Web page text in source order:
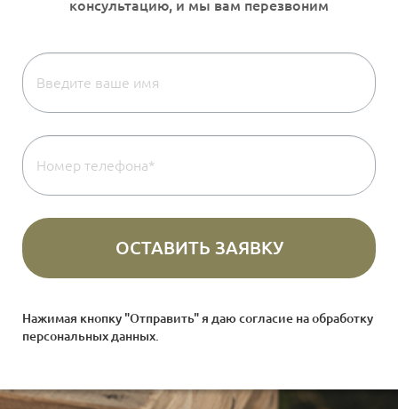
Нажимая кнопку "Отправить" я даю согласие наобработку
персональных данных